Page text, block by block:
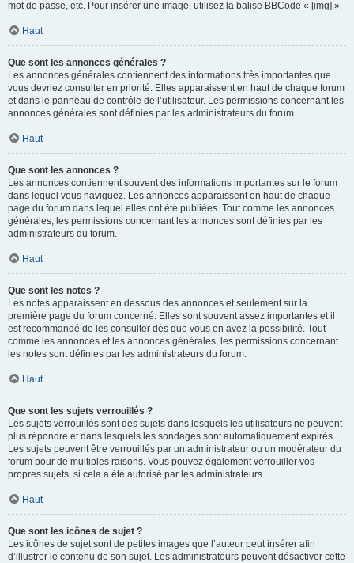
mot de passe, etc. Pour insérer une image, utilisez la balise BBCode « [img] ».
Haut
Que sont les annonces générales ?
Les annonces générales contiennent des informations très importantes que
vous devriez consulter en priorité. Elles apparaissent en haut de chaque forum
et dans le panneau de contrôle de l’utilisateur. Les permissions concernant les
annonces générales sont définies par les administrateurs du forum.
Haut
Que sont les annonces ?
Les annonces contiennent souvent des informations importantes sur le forum
dans lequel vous naviguez. Les annonces apparaissent en haut de chaque
page du forum dans lequel elles ont été publiées. Tout comme les annonces
générales, les permissions concernant les annonces sont définies par les
administrateurs du forum.
Haut
Que sont les notes ?
Les notes apparaissent en dessous des annonces et seulement sur la
première page du forum concerné. Elles sont souvent assez importantes et il
est recommandé de les consulter dès que vous en avez la possibilité. Tout
comme les annonces et les annonces générales, les permissions concernant
les notes sont définies par les administrateurs du forum.
Haut
Que sont les sujets verrouillés ?
Les sujets verrouillés sont des sujets dans lesquels les utilisateurs ne peuvent
plus répondre et dans lesquels les sondages sont automatiquement expirés.
Les sujets peuvent être verrouillés par un administrateur ou un modérateur du
forum pour de multiples raisons. Vous pouvez également verrouiller vos
propres sujets, si cela a été autorisé par les administrateurs.
Haut
Que sont les icônes de sujet ?
Les icônes de sujet sont de petites images que l’auteur peut insérer afin
d’illustrer le contenu de son sujet. Les administrateurs peuvent désactiver cette